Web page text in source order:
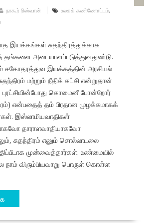
நாகூர் ரிஸ்வான் உலகக் கண்ணோட்டம்,
இயக்கங்கள் சுதந்திரத்துக்காக
தங்களை அடையாளப்படுத்துவதுண்டு.
சகோதரத்துவ இயக்கத்தின் அரசியல்
மற்றும் நீதிக் கட்சி என்றுதான்
புரட்சியின்போது கொமைனீ போன்றோர்
என்பதைத் தம் பிரதான முழக்கமாகக்
இஸ்லாமியவாதிகள்
தாராளவாதியாகவோ
சுதந்திரம் எனும் சொல்லாடலை
முன்வைத்தார்கள். உண்மையில்
விரும்பியவாறு பொருள் கொள்ள